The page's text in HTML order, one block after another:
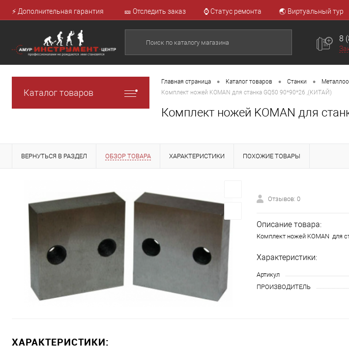
⚡ Дополнительная гарантия 🎫 Отследить заказ ⌚ Статус ремонта 🌏 Виртуальный тур
8
Каталог товаров
Главная страница • Каталог товаров • Станки •
Комплект ножей KOMAN для станка GQ50 90*90*26 ,(КИТАЙ)
Комплект ножей KOMAN для
ВЕРНУТЬСЯ В РАЗДЕЛ ОБЗОР ТОВАРА ХАРАКТЕРИСТИКИ ПОХОЖИЕ ТОВАРЫ
Отзывов: 0
Описание товара:
Комплект ножей KOMAN для
Характеристики:
Артикул
ПРОИЗВОДИТЕЛЬ
ХАРАКТЕРИСТИКИ: